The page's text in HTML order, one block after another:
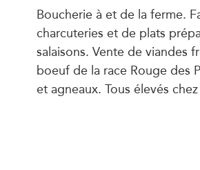
Boucherie à et de la ferme.
charcuteries et de plats
salaisons. Vente de viandes
boeuf de la race Rouge des
et agneaux. Tous élevés